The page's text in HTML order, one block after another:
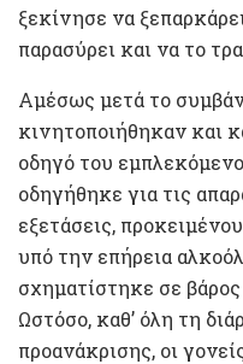
ξεκίνησε να
παρασύρει και να το
Αμέσως μετά το
κινητοποιήθηκαν και
οδηγό του
οδηγήθηκε για τις
εξετάσεις,
υπό την επήρεια
σχηματίστηκε σε
Ωστόσο, καθ’ όλη τη
προανάκρισης, οι